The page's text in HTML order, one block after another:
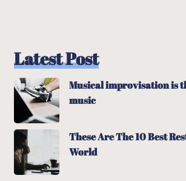
Latest Post
Musical improvisation is
music
These Are The 10 Best
World